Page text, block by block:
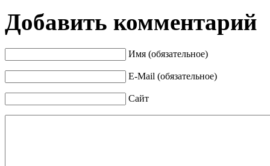
Добавить комментарий
Имя (обязательное)
E-Mail (обязательное)
Сайт